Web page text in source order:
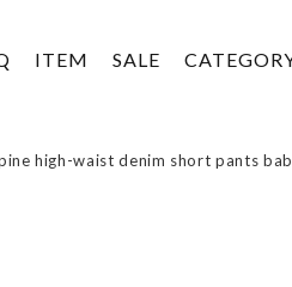
ITEM SALE
high-waist denim short pants